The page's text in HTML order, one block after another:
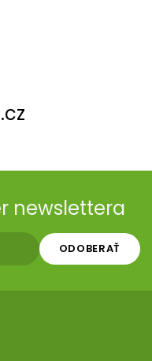
newslettera
ODOBERAŤ